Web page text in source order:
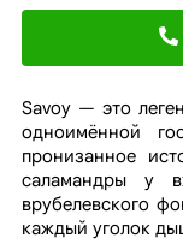
Savoy — это
одноимённой
пронизанное
саламандры у
врубелевского
каждый уголок